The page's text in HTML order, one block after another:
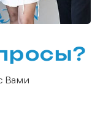
Вами